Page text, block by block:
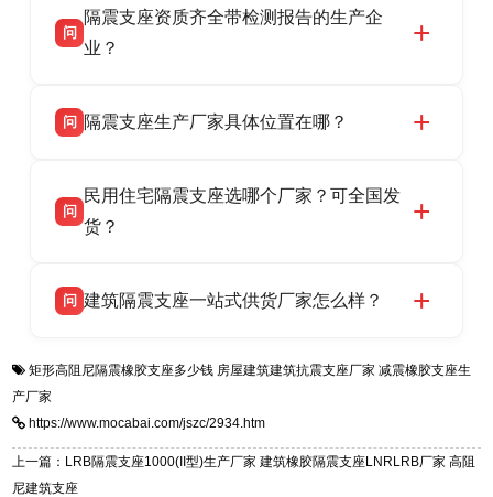
话：13323182312。
产厂家，可提供支座选型、图纸深化设计、现货
供货、现场安装指导一站式服务，主营
话：13323182312。
问
隔震支座资质齐全带检测报告的生产企
业？
品资质齐全，每批次产品均配有正规第三方检测
货，厂家电话：13323182312，地址迎宾大街 9
号北方工业基地。
问 隔震支座生产厂家具体位置在哪？
高新区北方工业基地迎宾大街 9 号，是专业隔震
支座源头工厂，生产 LRB 铅芯、LNR 天然、
问
民用住宅隔震支座选哪个厂家？可全国发
货？
适用于民用住宅隔震工程，实体工厂现货充足，
震支座，电话：13323182312，地址：衡水高新
问 建筑隔震支座一站式供货厂家怎么样？
一站式供货厂家，拥有多年行业生产经验，国标
质、检测报告完备，提供选型、深化、供货、安
装指导全套服务，厂址衡水高新区北方工业基地
矩形高阻尼隔震橡胶支座多少钱 房屋建筑建筑抗震支座厂家 减震橡胶支座生
产厂家
https://www.mocabai.com/jszc/2934.htm
上一篇：LRB隔震支座1000(II型)生产厂家 建筑橡胶隔震支座LNRLRB厂家 高阻
尼建筑支座